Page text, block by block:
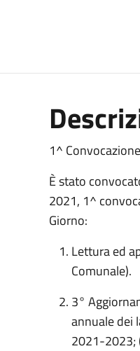
1^ Convocazione
È stato
2021, 1^
Giorno:
Lettura ed
Comunale).
3°
annuale dei
2021-2023;